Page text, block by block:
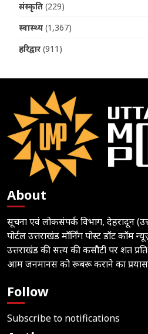
संस्कृति (229)
स्वास्थ्य (1,367)
हरिद्वार (911)
About
सूचना एवं लोकसंपर्क विभाग, देहरादून
पोर्टल उत्तराखंड मॉर्निंग पोस्ट डॉट कॉम
उत्तराखंड की सत्य की कसौटी पर शत
आम जनमानस को रूबरू कराने का
Follow
Subscribe to notifications